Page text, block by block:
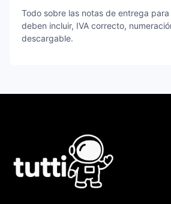
Todo sobre las notas de entrega
deben incluir, IVA correcto,
descargable.